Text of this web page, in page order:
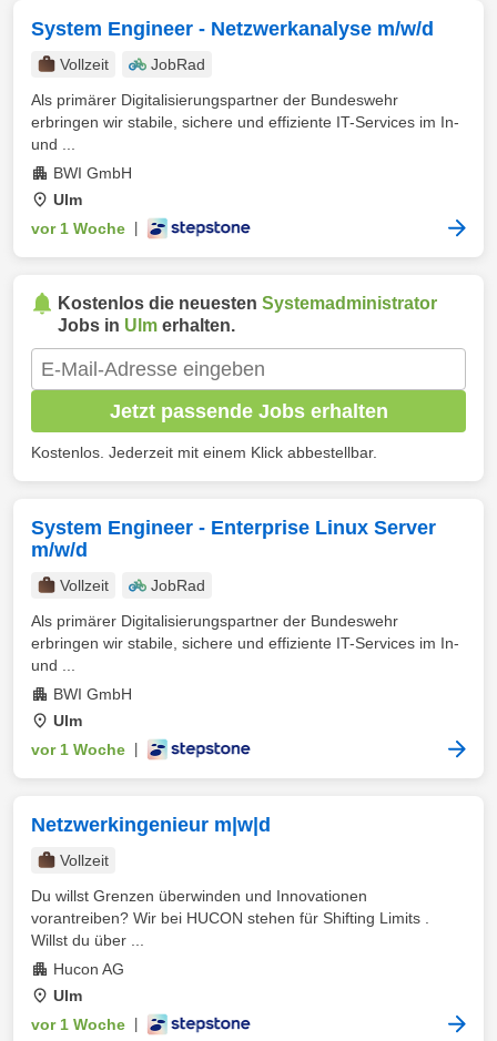
System Engineer - Netzwerkanalyse m/w/d
Vollzeit
JobRad
Als primärer Digitalisierungspartner der Bundeswehr
erbringen wir stabile, sichere und effiziente IT-Services im In-
und ...
BWI GmbH
Ulm
vor 1 Woche
Kostenlos die neuesten Systemadministrator
Jobs in Ulm erhalten.
Jetzt passende Jobs erhalten
Kostenlos. Jederzeit mit einem Klick abbestellbar.
System Engineer - Enterprise Linux Server
m/w/d
Vollzeit
JobRad
Als primärer Digitalisierungspartner der Bundeswehr
erbringen wir stabile, sichere und effiziente IT-Services im In-
und ...
BWI GmbH
Ulm
vor 1 Woche
Netzwerkingenieur m|w|d
Vollzeit
Du willst Grenzen überwinden und Innovationen
vorantreiben? Wir bei HUCON stehen für Shifting Limits .
Willst du über ...
Hucon AG
Ulm
vor 1 Woche